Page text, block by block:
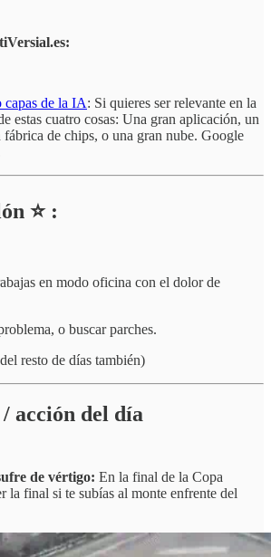
de la IA: Si quieres ser relevante en la
estas cuatro cosas: Una gran aplicación, un
de chips, o una gran nube. Google
⭐ :
en modo oficina con el dolor de
o buscar parches.
resto de días también)
acción del día
de vértigo: En la final de la Copa
la final si te subías al monte enfrente del